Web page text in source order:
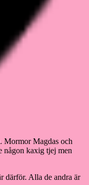
Mormor Magdas och
någon kaxig tjej men
därför. Alla de andra är